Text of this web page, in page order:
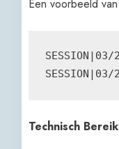
Een voorbeeld
Technisch Bereik